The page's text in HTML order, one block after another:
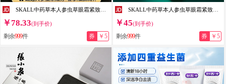
￥78.33(到手价)
剩余999件 券 ￥5
￥45(到手价)
剩余999件 券 ￥5